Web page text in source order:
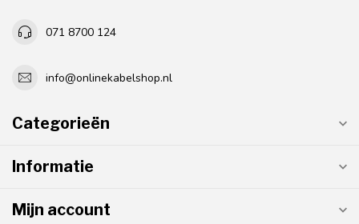
071 8700 124
info@onlinekabelshop.nl
Categorieën
Informatie
Mijn account